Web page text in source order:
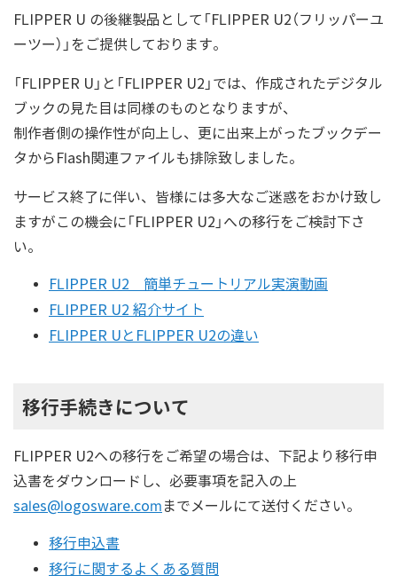
FLIPPER U の後継製品として「FLIPPER U2（フリッパーユ
ーツー）」をご提供しております。
「FLIPPER U」と「FLIPPER U2」では、作成されたデジタル
ブックの見た目は同様のものとなりますが、
制作者側の操作性が向上し、更に出来上がったブックデー
タからFlash関連ファイルも排除致しました。
サービス終了に伴い、皆様には多大なご迷惑をおかけ致し
ますがこの機会に「FLIPPER U2」への移行をご検討下さ
い。
FLIPPER U2 簡単チュートリアル実演動画
FLIPPER U2 紹介サイト
FLIPPER UとFLIPPER U2の違い
移行手続きについて
FLIPPER U2への移行をご希望の場合は、下記より移行申
込書をダウンロードし、必要事項を記入の上
sales@logosware.com までメールにて送付ください。
移行申込書
移行に関するよくある質問